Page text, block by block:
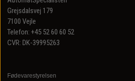
Grejsdalsvej 179
7100 Vejle
Telefon: +45 52 60 60 52
CVR: DK-39995263
Fødevarestyrelsen